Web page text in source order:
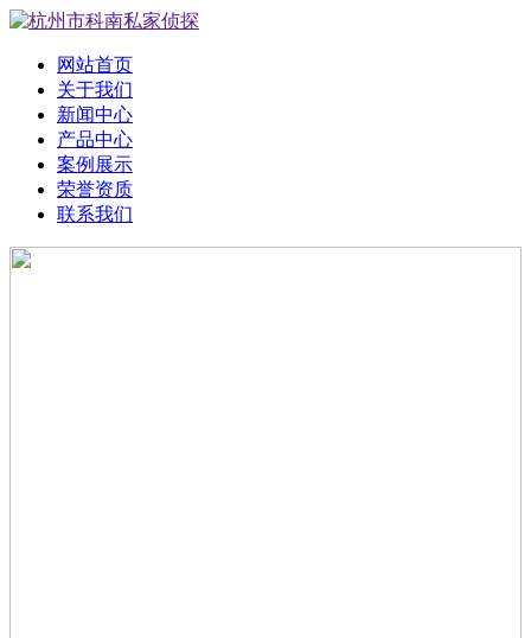
网站首页
关于我们
新闻中心
产品中心
案例展示
荣誉资质
联系我们